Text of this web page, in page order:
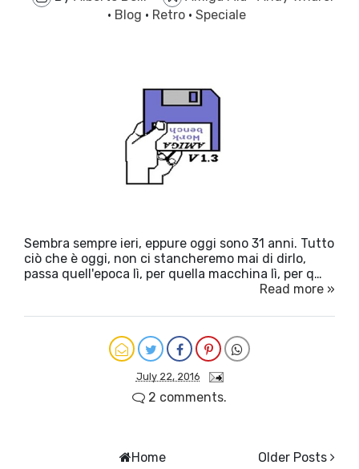
· Blog · Retro · Speciale
Sembra sempre ieri, eppure oggi sono 31 anni. Tutto
ciò che è oggi, non ci stancheremo mai di dirlo,
passa quell'epoca lì, per quella macchina lì, per q…
Read more »
July 22, 2016
2 comments.
Older Posts
Home